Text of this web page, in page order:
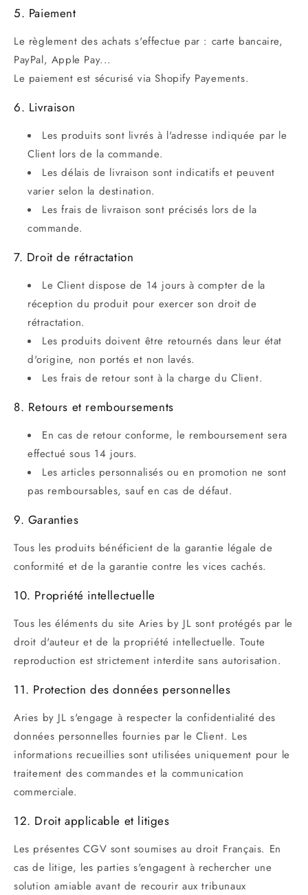
5. Paiement
Le règlement des achats s'effectue par : carte bancaire,
PayPal, Apple Pay...
Le paiement est sécurisé via Shopify Payements.
6. Livraison
Les produits sont livrés à l'adresse indiquée par le
Client lors de la commande.
Les délais de livraison sont indicatifs et peuvent
varier selon la destination.
Les frais de livraison sont précisés lors de la
commande.
7. Droit de rétractation
Le Client dispose de 14 jours à compter de la
réception du produit pour exercer son droit de
rétractation.
Les produits doivent être retournés dans leur état
d'origine, non portés et non lavés.
Les frais de retour sont à la charge du Client.
8. Retours et remboursements
En cas de retour conforme, le remboursement sera
effectué sous 14 jours.
Les articles personnalisés ou en promotion ne sont
pas remboursables, sauf en cas de défaut.
9. Garanties
Tous les produits bénéficient de la garantie légale de
conformité et de la garantie contre les vices cachés.
10. Propriété intellectuelle
Tous les éléments du site Aries by JL sont protégés par le
droit d'auteur et de la propriété intellectuelle. Toute
reproduction est strictement interdite sans autorisation.
11. Protection des données personnelles
Aries by JL s'engage à respecter la confidentialité des
données personnelles fournies par le Client. Les
informations recueillies sont utilisées uniquement pour le
traitement des commandes et la communication
commerciale.
12. Droit applicable et litiges
Les présentes CGV sont soumises au droit Français. En
cas de litige, les parties s'engagent à rechercher une
solution amiable avant de recourir aux tribunaux